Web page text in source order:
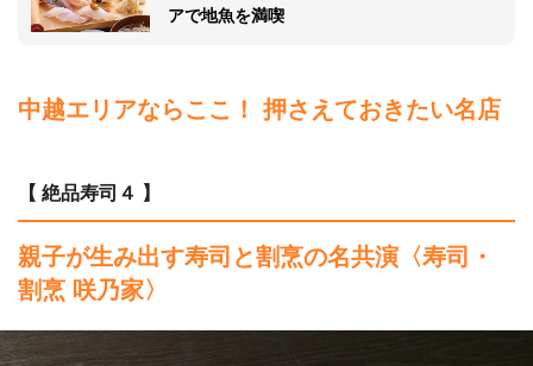
アで地魚を満喫
中越エリアならここ！ 押さえておきたい名店
【 絶品寿司４ 】
親子が生み出す寿司と割烹の名共演〈寿司・
割烹 咲乃家〉